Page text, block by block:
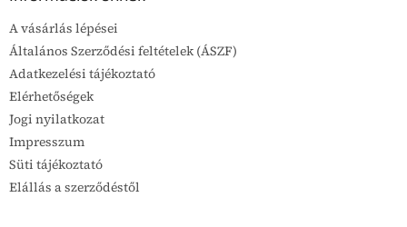
A vásárlás lépései
Általános Szerződési feltételek (ÁSZF)
Adatkezelési tájékoztató
Elérhetőségek
Jogi nyilatkozat
Impresszum
Süti tájékoztató
Elállás a szerződéstől